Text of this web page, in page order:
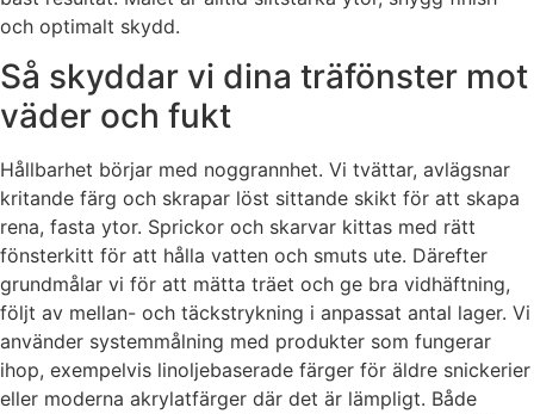
och optimalt skydd.
Så skyddar vi dina träfönster mot
väder och fukt
Hållbarhet börjar med noggrannhet. Vi tvättar, avlägsnar
kritande färg och skrapar löst sittande skikt för att skapa
rena, fasta ytor. Sprickor och skarvar kittas med rätt
fönsterkitt för att hålla vatten och smuts ute. Därefter
grundmålar vi för att mätta träet och ge bra vidhäftning,
följt av mellan- och täckstrykning i anpassat antal lager. Vi
använder systemmålning med produkter som fungerar
ihop, exempelvis linoljebaserade färger för äldre snickerier
eller moderna akrylatfärger där det är lämpligt. Både